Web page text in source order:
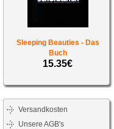
Sleeping Beauties - Das
Buch
15.35€
Versandkosten
Unsere AGB's